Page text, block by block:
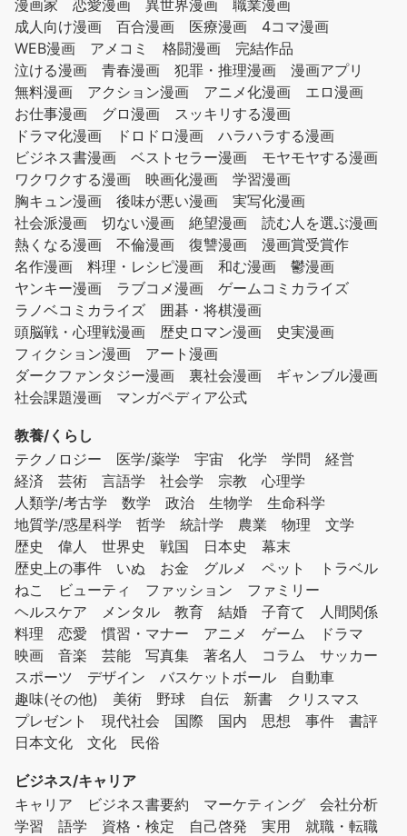
漫画家
恋愛漫画 異世界漫画
職業漫画
成人向け漫画
百合漫画 医療漫画
4コマ漫画
WEB漫画
アメコミ 格闘漫画
完結作品
泣ける漫画
青春漫画 犯罪・推理漫画
漫画アプリ
無料漫画
アクション漫画 アニメ化漫画
エロ漫画
お仕事漫画
グロ漫画
スッキリする漫画
ドラマ化漫画
ドロドロ漫画
ハラハラする漫画
ビジネス書漫画
ベストセラー漫画
モヤモヤする漫画
ワクワクする漫画
映画化漫画
学習漫画
胸キュン漫画
後味が悪い漫画
実写化漫画
社会派漫画
切ない漫画 絶望漫画
読む人を選ぶ漫画
熱くなる漫画
不倫漫画 復讐漫画
漫画賞受賞作
名作漫画
料理・レシピ漫画 和む漫画
鬱漫画
ヤンキー漫画
ラブコメ漫画
ゲームコミカライズ
ラノベコミカライズ
囲碁・将棋漫画
頭脳戦・心理戦漫画
歴史ロマン漫画
史実漫画
フィクション漫画
アート漫画
ダークファンタジー漫画
裏社会漫画
ギャンブル漫画
社会課題漫画
マンガペディア公式
教養/くらし
テクノロジー
医学/薬学 宇宙 化学 学問
経営
経済
芸術 言語学 社会学 宗教
心理学
人類学/考古学
数学 政治 生物学
生命科学
地質学/惑星科学
哲学 統計学 農業 物理
文学
歴史
偉人 世界史 戦国 日本史
幕末
歴史上の事件
いぬ お金 グルメ ペット
トラベル
ねこ
ビューティ ファッション
ファミリー
ヘルスケア
メンタル 教育 結婚 子育て
人間関係
料理
恋愛 慣習・マナー アニメ ゲーム
ドラマ
映画
音楽 芸能 写真集 著名人 コラム
サッカー
スポーツ
デザイン バスケットボール
自動車
趣味(その他)
美術 野球 自伝 新書
クリスマス
プレゼント
現代社会 国際 国内 思想 事件
書評
日本文化
文化 民俗
ビジネス/キャリア
キャリア
ビジネス書要約 マーケティング
会社分析
学習
語学 資格・検定 自己啓発 実用
就職・転職